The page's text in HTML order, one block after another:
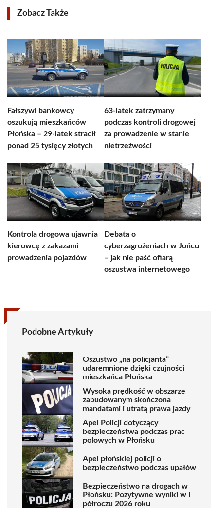
Zobacz Także
Fałszywi bankowcy
oszukują mieszkańców
Płońska – 29-latek stracił
ponad 25 tysięcy złotych
63-latek zatrzymany
podczas kontroli drogowej
za prowadzenie w stanie
nietrzeźwości
Kontrola drogowa ujawnia
kierowcę z zakazami
prowadzenia pojazdów
Debata o
cyberzagrożeniach w Jońcu
– jak nie paść ofiarą
oszustwa internetowego
Podobne Artykuły
Oszustwo „na policjanta”
udaremnione dzięki czujności
mieszkańca Płońska
Wysoka prędkość w obszarze
zabudowanym skończona
mandatami i utratą prawa jazdy
Apel Policji dotyczący
bezpieczeństwa podczas prac
polowych w Płońsku
Apel płońskiej policji o
bezpieczeństwo podczas upałów
Bezpieczeństwo na drogach w
Płońsku: Pozytywne wyniki w I
półroczu 2026 roku